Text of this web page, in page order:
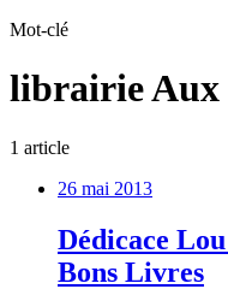
Mot-clé
librairie Aux
1 article
26 mai 2013
Dédicace
Bons Livres